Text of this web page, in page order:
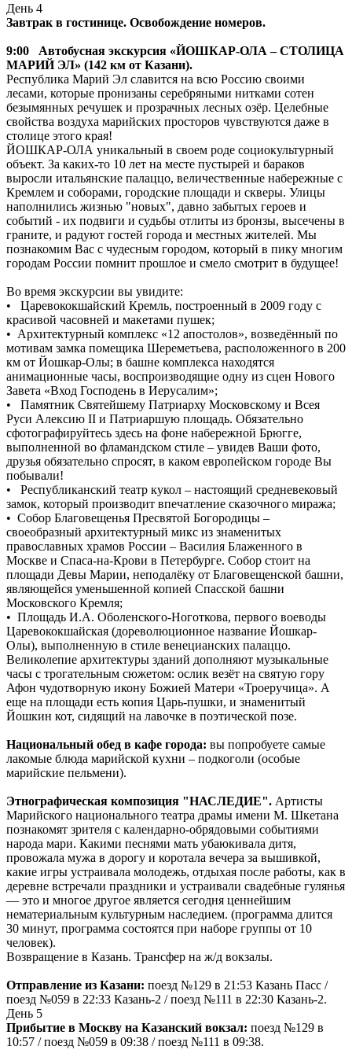
День 4
Завтрак в гостинице. Освобождение номеров.
9:00 Автобусная экскурсия «ЙОШКАР-ОЛА – СТОЛИЦА
МАРИЙ ЭЛ» (142 км от Казани).
Республика Марий Эл славится на всю Россию своими
лесами, которые пронизаны серебряными нитками сотен
безымянных речушек и прозрачных лесных озёр. Целебные
свойства воздуха марийских просторов чувствуются даже в
столице этого края!
ЙОШКАР-ОЛА уникальный в своем роде социокультурный
объект. За каких-то 10 лет на месте пустырей и бараков
выросли итальянские палаццо, величественные набережные с
Кремлем и соборами, городские площади и скверы. Улицы
наполнились жизнью "новых", давно забытых героев и
событий - их подвиги и судьбы отлиты из бронзы, высечены в
граните, и радуют гостей города и местных жителей. Мы
познакомим Вас с чудесным городом, который в пику многим
городам России помнит прошлое и смело смотрит в будущее!
Во время экскурсии вы увидите:
• Царевококшайский Кремль, построенный в 2009 году с
красивой часовней и макетами пушек;
• Архитектурный комплекс «12 апостолов», возведённый по
мотивам замка помещика Шереметьева, расположенного в 200
км от Йошкар-Олы; в башне комплекса находятся
анимационные часы, воспроизводящие одну из сцен Нового
Завета «Вход Господень в Иерусалим»;
• Памятник Святейшему Патриарху Московскому и Всея
Руси Алексию II и Патриаршую площадь. Обязательно
сфотографируйтесь здесь на фоне набережной Брюгге,
выполненной во фламандском стиле – увидев Ваши фото,
друзья обязательно спросят, в каком европейском городе Вы
побывали!
• Республиканский театр кукол – настоящий средневековый
замок, который производит впечатление сказочного миража;
• Собор Благовещенья Пресвятой Богородицы –
своеобразный архитектурный микс из знаменитых
православных храмов России – Василия Блаженного в
Москве и Спаса-на-Крови в Петербурге. Собор стоит на
площади Девы Марии, неподалёку от Благовещенской башни,
являющейся уменьшенной копией Спасской башни
Московского Кремля;
• Площадь И.А. Оболенского-Ноготкова, первого воеводы
Царевококшайская (дореволюционное название Йошкар-
Олы), выполненную в стиле венецианских палаццо.
Великолепие архитектуры зданий дополняют музыкальные
часы с трогательным сюжетом: ослик везёт на святую гору
Афон чудотворную икону Божией Матери «Троеручица». А
еще на площади есть копия Царь-пушки, и знаменитый
Йошкин кот, сидящий на лавочке в поэтической позе.
Национальный обед в кафе города: вы попробуете самые
лакомые блюда марийской кухни – подкоголи (особые
марийские пельмени).
Этнографическая композиция "НАСЛЕДИЕ". Артисты
Марийского национального театра драмы имени М. Шкетана
познакомят зрителя с календарно-обрядовыми событиями
народа мари. Какими песнями мать убаюкивала дитя,
провожала мужа в дорогу и коротала вечера за вышивкой,
какие игры устраивала молодежь, отдыхая после работы, как в
деревне встречали праздники и устраивали свадебные гулянья
— это и многое другое является сегодня ценнейшим
нематериальным культурным наследием. (программа длится
30 минут, программа состоятся при наборе группы от 10
человек).
Возвращение в Казань. Трансфер на ж/д вокзалы.
Отправление из Казани: поезд №129 в 21:53 Казань Пасс /
поезд №059 в 22:33 Казань-2 / поезд №111 в 22:30 Казань-2.
День 5
Прибытие в Москву на Казанский вокзал: поезд №129 в
10:57 / поезд №059 в 09:38 / поезд №111 в 09:38.